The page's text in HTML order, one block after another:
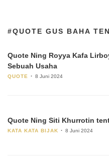
#QUOTE GUS BAHA
Quote Ning Royya Kafa
Sebuah Usaha
QUOTE 8 Juni 2024
Quote Ning Siti Khurrotin
KATA KATA BIJAK 8 Juni 2024